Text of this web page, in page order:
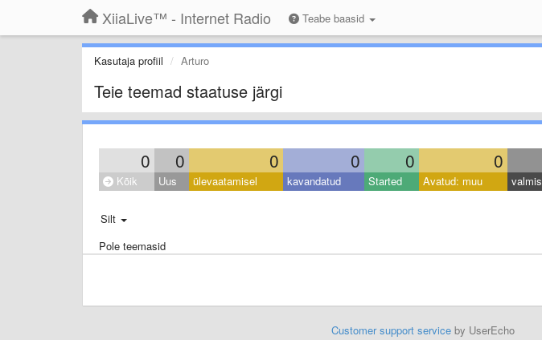
XiiaLive™ - Internet Radio Teabe baasid
Kasutaja profiil Arturo
Teie teemad staatuse järgi
0 0 0 0 0 0
Kõik Uus ülevaatamisel kavandatud Started Avatud: muu valmis
Silt
Pole teemasid
Customer support serviceby UserEcho